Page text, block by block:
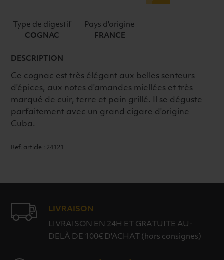
COGNAC
SPÉCIAL
42°
GUY
LHERAUD
Type de digestif
COGNAC
Pays d'origine
FRANCE
DESCRIPTION
Ce cognac est très élégant aux belles senteurs
d'épices, aux notes d'amandes miellées et très
marqué de cuir, terre et pain grillé. Il se déguste
parfaitement avec un grand cigare d'origine
Cuba.
Ref. article : 24121
LIVRAISON
LIVRAISON EN 24H ET GRATUITE AU-
DELÀ DE 100€ D'ACHAT (hors consignes)